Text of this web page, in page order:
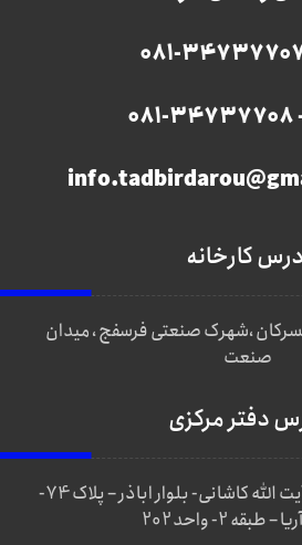
081-
کارخانه
،شهرک صنعتی فرسفج ، میدان
صنعت
دفتر مرکزی
تهران-صادقیه – بلوار آیت الله کاشانی- بلوار اباذر – پلاک 74-
2- واحد 202